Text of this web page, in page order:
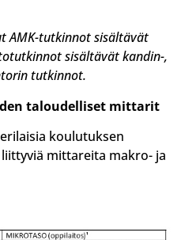
AMK-tutkinnot sisältävät
sisältävät kandin-,
tutkinnot.
taloudelliset mittarit
koulutuksen
mittareita makro- ja